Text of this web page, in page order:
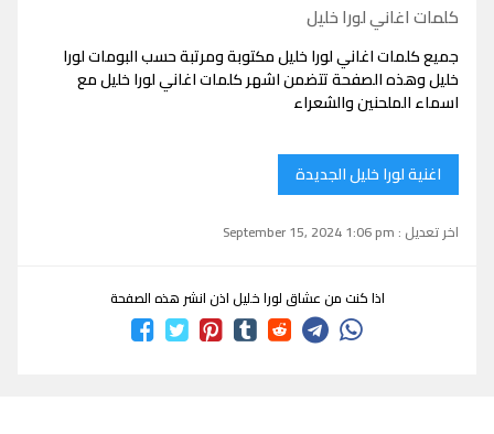
كلمات اغاني لورا خليل
جميع كلمات اغاني لورا خليل مكتوبة ومرتبة حسب البومات لورا
خليل وهذه الصفحة تتضمن اشهر كلمات اغاني لورا خليل مع
اسماء الملحنين والشعراء
اغنية لورا خليل الجديدة
اخر تعديل : September 15, 2024 1:06 pm
اذا كنت من عشاق لورا خليل اذن انشر هذه الصفحة